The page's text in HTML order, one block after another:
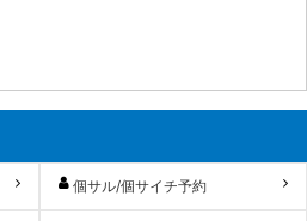
個サル/個サイチ予約